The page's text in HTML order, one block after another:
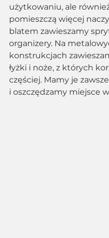
użytkowaniu, ale
pomieszczą więcej
blatem zawieszamy
organizery. Na
konstrukcjach
łyżki i noże, z których
częściej. Mamy je
i oszczędzamy miejsce